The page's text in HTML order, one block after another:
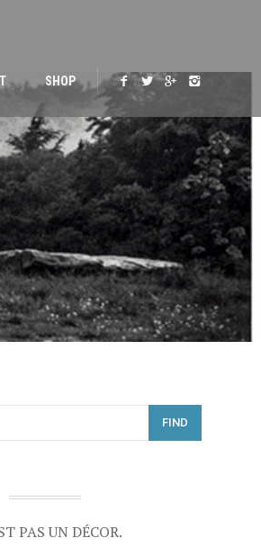
SHOP
FIND
PAS UN DÉCOR.